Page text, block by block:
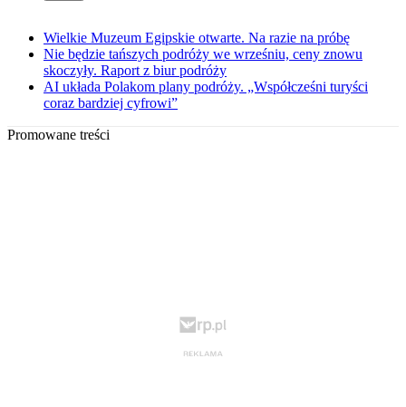
Wielkie Muzeum Egipskie otwarte. Na razie na próbę
Nie będzie tańszych podróży we wrześniu, ceny znowu
skoczyły. Raport z biur podróży
AI układa Polakom plany podróży. „Współcześni turyści
coraz bardziej cyfrowi”
Promowane treści